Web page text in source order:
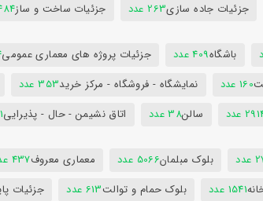
جزئیات جاده سازی263 عدد جزئیات ساخت و ساز
باشگاه409 عدد جزئیات پروژه های معماری عمومی
160 عدد نمایشگاه - فروشگاه - مرکز خرید353 عدد
عدد سالن38 عدد اتاق نشیمن - حال - پذیرایی
بلوک مبلمان5066 عدد معماری معروف437 عدد
1541 عدد بلوک حمام و توالت613 عدد جزئیات